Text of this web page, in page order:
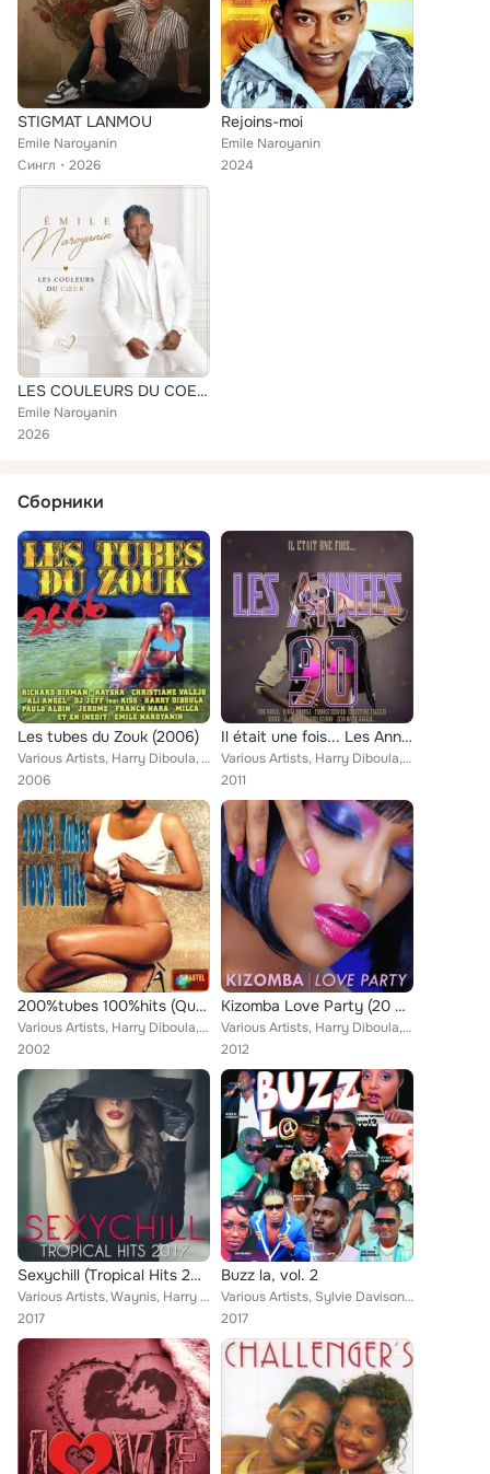
STIGMAT LANMOU
Emile Naroyanin
Сингл
2026
Rejoins-moi
Emile Naroyanin
2024
LES COULEURS DU COEUR
Emile Naroyanin
2026
Сборники
Les tubes du Zouk (2006)
Various Artists, Harry Diboula, Victor Treffre, Max Telephe, Paulo Albin, Dave, Steevy, Kaysha, Franck Nara, Milca, Christiane V...
2006
Il était une fois... Les Années 90
Various Artists, Harry Diboula, Paulo Albin, Fabrice Servier, Christiane Valejo, Eric Virgal, Xavier, Steel, Jean-Marie Ragald, ...
2011
200%tubes 100%hits (Que des tubes)
Various Artists, Harry Diboula, Jackito, United Zouk, Mouvance, Chris Lovard, Leila Chicot, Alan Cavé, Rubizouk, Steel, Face à F...
2002
Kizomba Love Party (20 Hits)
Various Artists, Harry Diboula, DJ Fly, Nicky B, Goldee, Eric Virgal, Gee Mylo, David Saint-Felix, Jean-pierre Angeon, Célia Gui...
2012
Sexychill (Tropical Hits 2017)
Various Artists, Waynis, Harry Diboula, Jimmy Dévarieux, K'Reen, Gessy Nataly, Soukeyna, Rhamsin, Leezy, Myrna, Foxy Myller, Jea...
2017
Buzz la, vol. 2
Various Artists, Sylvie Davison, JFP, Etzer Nubazz, Big Tom, Emile Naroyanin, Maxime Pastel, Jimmy Ramassami, Sainteus Oge, Wils...
2017